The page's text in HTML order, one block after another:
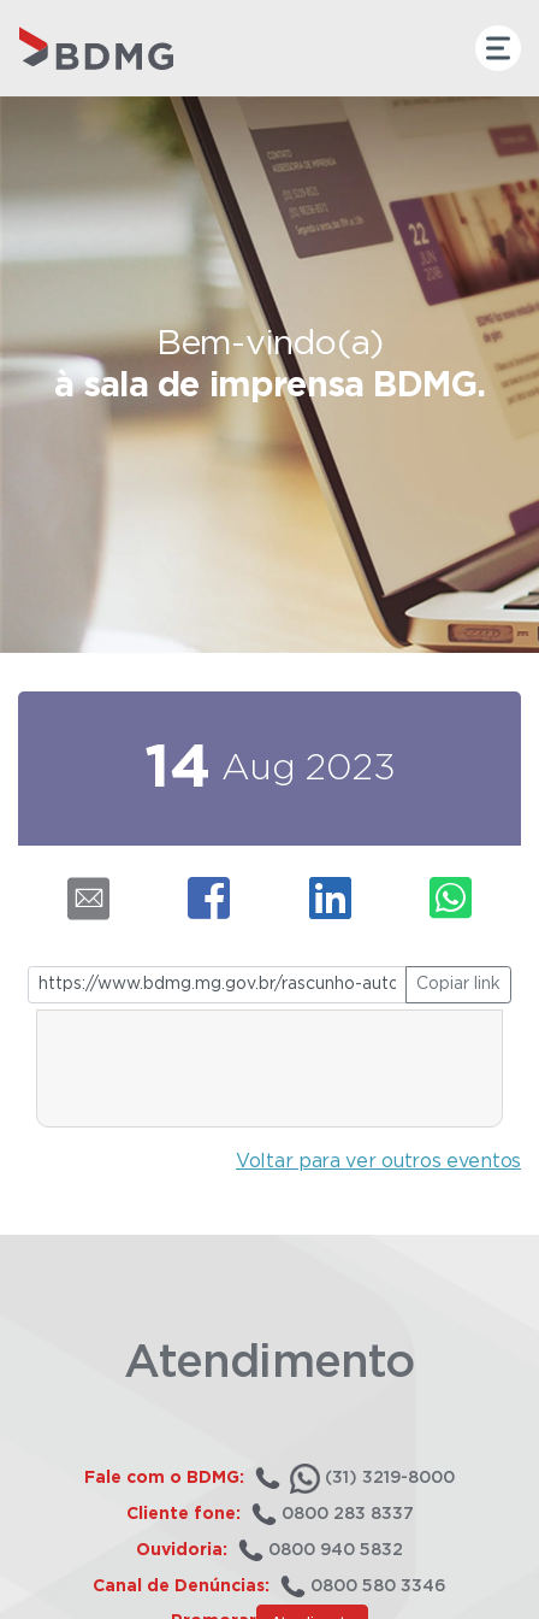
Bem-vindo(a)
à sala de imprensa BDMG.
14 Aug 2023
Copiar link
Voltar para ver outros eventos
Atendimento
Fale com o BDMG: (31) 3219-8000
Cliente fone: 0800 283 8337
Ouvidoria: 0800 940 5832
Canal de Denúncias: 0800 580 3346